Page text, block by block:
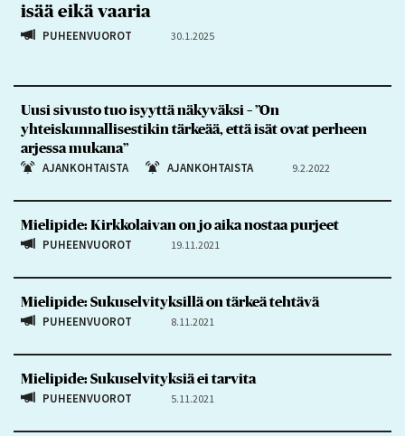
isää eikä vaaria
PUHEENVUOROT 30.1.2025
Uusi sivusto tuo isyyttä näkyväksi – ”On
yhteiskunnallisestikin tärkeää, että isät ovat perheen
arjessa mukana”
AJANKOHTAISTA AJANKOHTAISTA 9.2.2022
Mielipide: Kirkkolaivan on jo aika nostaa purjeet
PUHEENVUOROT 19.11.2021
Mielipide: Sukuselvityksillä on tärkeä tehtävä
PUHEENVUOROT 8.11.2021
Mielipide: Sukuselvityksiä ei tarvita
PUHEENVUOROT 5.11.2021